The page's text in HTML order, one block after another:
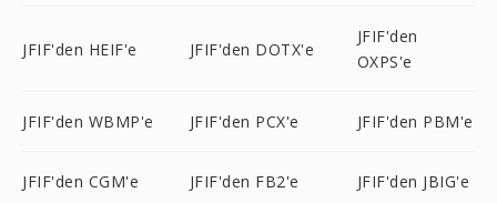
JFIF'den HEIF'e JFIF'den DOTX'e
JFIF'den
OXPS'e
JFIF'den WBMP'e JFIF'den PCX'e JFIF'den PBM'e
JFIF'den CGM'e JFIF'den FB2'e JFIF'den JBIG'e